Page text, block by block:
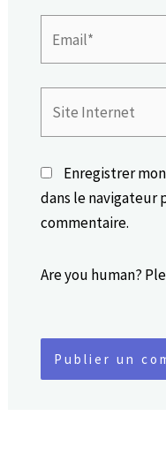
Internet
Enregistrer
dans le navigateur
commentaire.
Are you human?